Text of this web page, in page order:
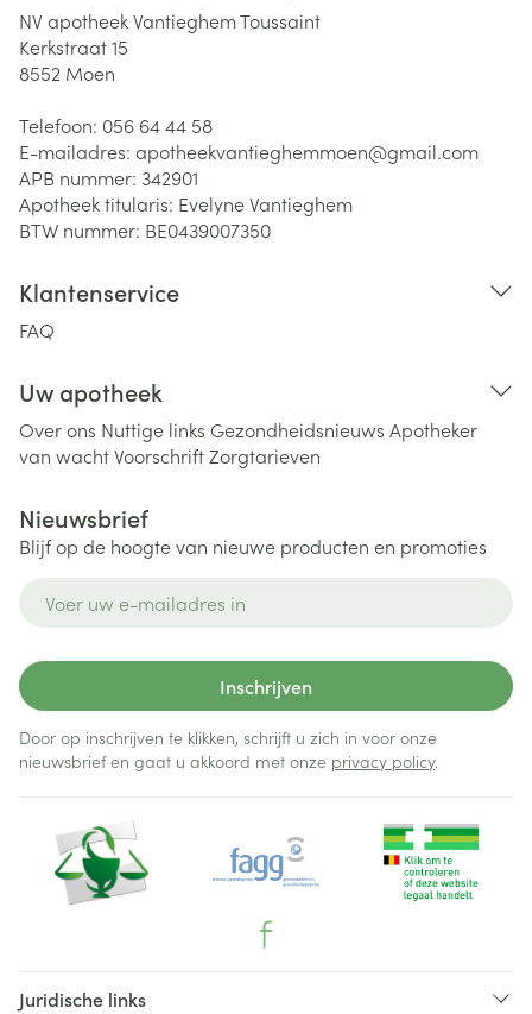
NV apotheek Vantieghem Toussaint
Kerkstraat 15
8552 Moen
Telefoon: 056 64 44 58
E-mailadres: apotheekvantieghemmoen@gmail.com
APB nummer: 342901
Apotheek titularis: Evelyne Vantieghem
BTW nummer: BE0439007350
Klantenservice
FAQ
Uw apotheek
Over ons Nuttige links Gezondheidsnieuws Apotheker
van wachtVoorschriftZorgtarieven
Nieuwsbrief
Blijf op de hoogte van nieuwe producten en promoties
Inschrijven
Door op inschrijven te klikken, schrijft u zich in voor onze
nieuwsbrief en gaat u akkoord met onze privacy policy.
Juridische links